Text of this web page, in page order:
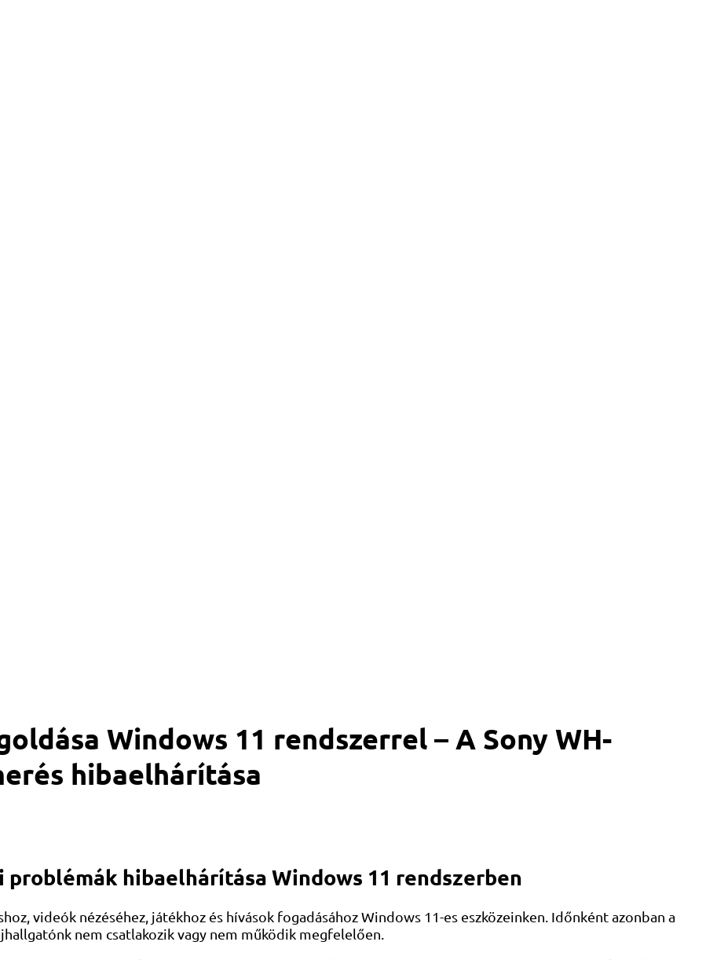
Windows 11 rendszerrel – A Sony WH-
hibaelhárítása
hibaelhárítása Windows 11 rendszerben
videók nézéséhez, játékhoz és hívások fogadásához Windows 11-es eszközeinken. Időnként azonban a
nem csatlakozik vagy nem működik megfelelően.